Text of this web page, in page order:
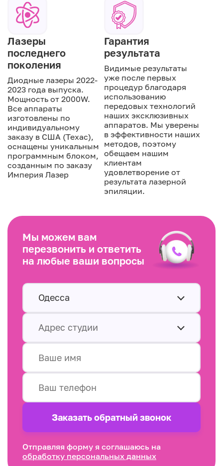
Лазеры
последнего
поколения
Диодные лазеры 2022-
2023 года выпуска.
Мощность от 2000W.
Все аппараты
изготовлены по
индивидуальному
заказу в США (Техас),
оснащены уникальным
программным блоком,
созданным по заказу
Империя Лазер
Гарантия
результата
Видимые результаты
уже после первых
процедур благодаря
использованию
передовых технологий
наших эксклюзивных
аппаратов. Мы уверены
в эффективности наших
методов, поэтому
обещаем нашим
клиентам
удовлетворение от
результата лазерной
эпиляции.
Мы можем вам
перезвонить и ответить
на любые ваши вопросы
Одесса
Адрес студии
Заказать обратный звонок
Отправляя форму я соглашаюсь на
обработку персональных данных